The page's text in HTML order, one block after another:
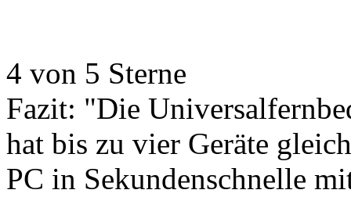
4 von 5 Sterne
Fazit: "Die
hat bis zu vier Geräte
PC in Sekundenschnelle